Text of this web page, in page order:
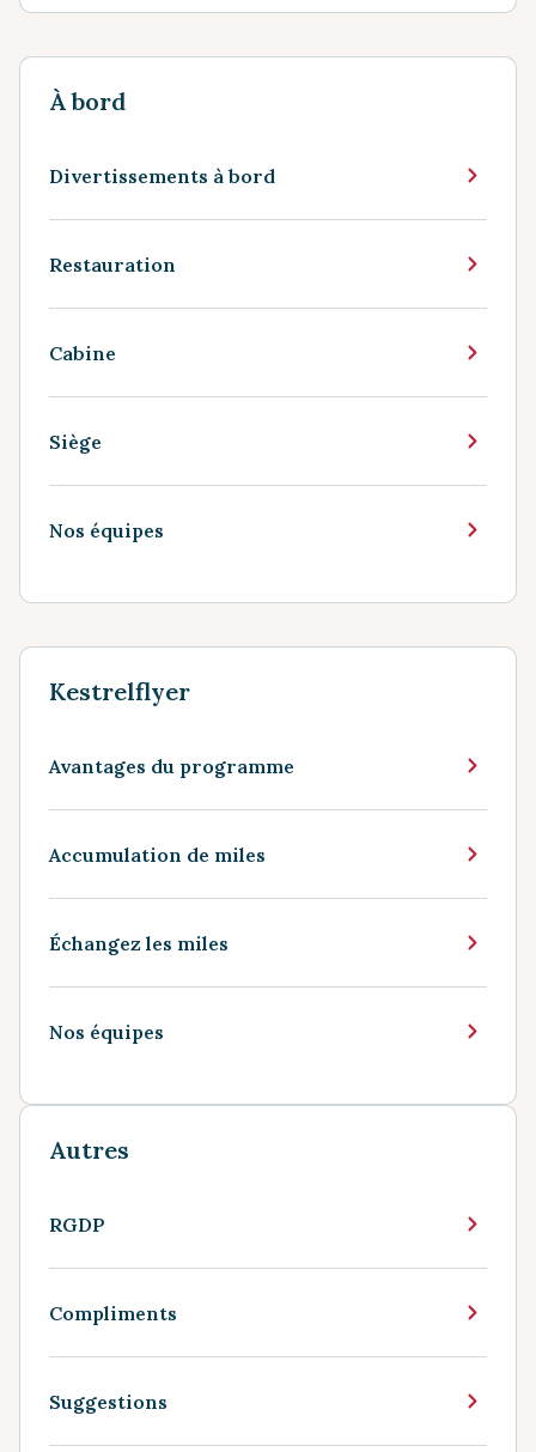
À bord
Divertissements à bord
Restauration
Cabine
Siège
Nos équipes
Kestrelflyer
Avantages du programme
Accumulation de miles
Échangez les miles
Nos équipes
Autres
RGDP
Compliments
Suggestions